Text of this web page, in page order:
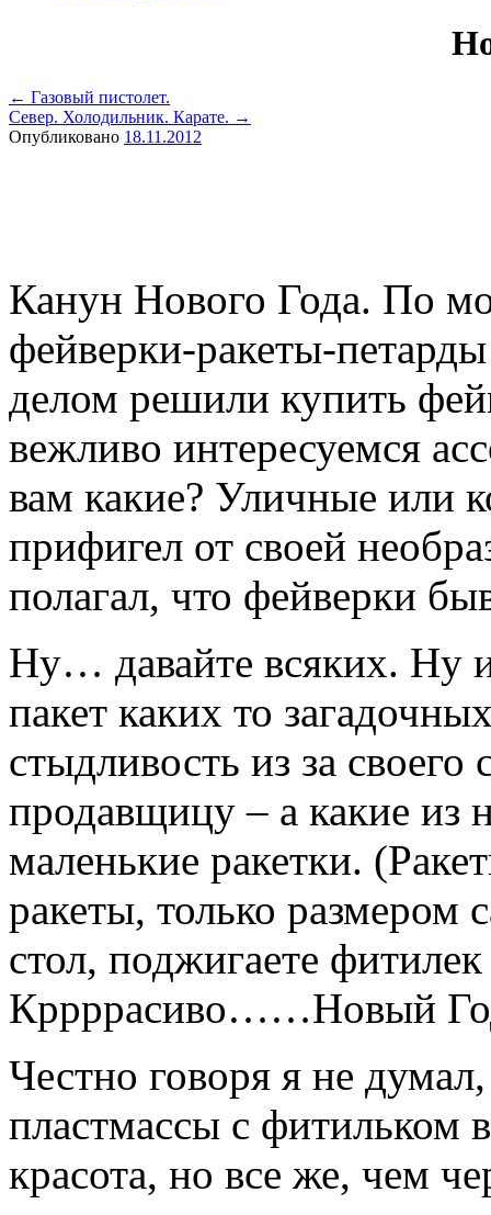
← Газовый пистолет.
Север. Холодильник. Карате. →
Опубликовано 18.11.2012
Канун Нового Года. По
фейверки-ракеты-
делом решили купить
вежливо интересуемся
вам какие? Уличные или
прифигел от своей
полагал, что фейверки
Ну… давайте всяких. Ну
пакет каких то
стыдливость из за
продавщицу – а какие из
маленькие ракетки.
ракеты, только размером
стол, поджигаете
Кррррасиво……Новый
Честно говоря я не
пластмассы с фитильком
красота, но все же, чем